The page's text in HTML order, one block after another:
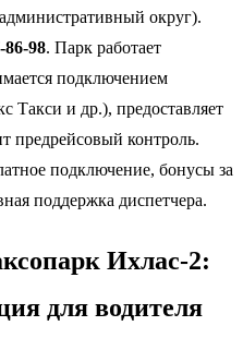
округ).
86-98. Парк работает
подключением
Такси и др.), предоставляет
предрейсовый контроль.
подключение, бонусы за
поддержка диспетчера.
Ихлас-2:
для водителя